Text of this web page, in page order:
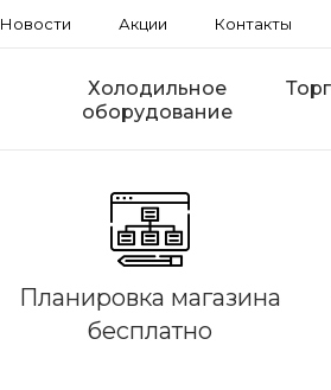
Новости Акции Контакты
Холодильное
оборудование
Планировка магазина
бесплатно